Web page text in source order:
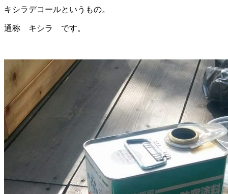
キシラデコールというもの。
通称 キシラ です。